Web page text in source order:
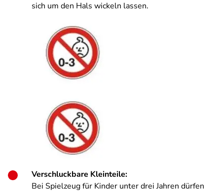
sich um den Hals wickeln lassen.
Verschluckbare Kleinteile:
Bei Spielzeug für Kinder unter drei Jahren dürfen